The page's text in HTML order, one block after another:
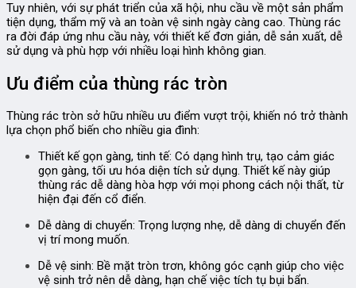
Tuy nhiên, với sự phát triển của xã hội, nhu cầu về một sản phẩm
tiện dụng, thẩm mỹ và an toàn vệ sinh ngày càng cao. Thùng rác
ra đời đáp ứng nhu cầu này, với thiết kế đơn giản, dễ sản xuất, dễ
sử dụng và phù hợp với nhiều loại hình không gian.
Ưu điểm của thùng rác tròn
Thùng rác tròn sở hữu nhiều ưu điểm vượt trội, khiến nó trở thành
lựa chọn phổ biến cho nhiều gia đình:
Thiết kế gọn gàng, tinh tế: Có dạng hình trụ, tạo cảm giác
gọn gàng, tối ưu hóa diện tích sử dụng. Thiết kế này giúp
thùng rác dễ dàng hòa hợp với mọi phong cách nội thất, từ
hiện đại đến cổ điển.
Dễ dàng di chuyển: Trọng lượng nhẹ, dễ dàng di chuyển đến
vị trí mong muốn.
Dễ vệ sinh: Bề mặt tròn trơn, không góc cạnh giúp cho việc
vệ sinh trở nên dễ dàng, hạn chế việc tích tụ bụi bẩn.